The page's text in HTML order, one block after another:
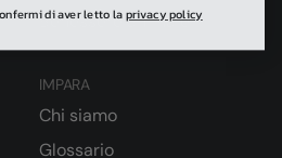
Benessere animale
IMPARA
Chi siamo
Glossario
di aver letto laprivacy policy